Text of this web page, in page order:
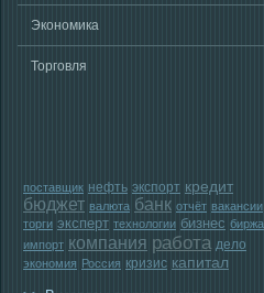
Экономика
Торговля
поставщик нефть экспорт кредит
бюджет валюта банк отчёт вакансии
торги эксперт технологии бизнес биржа
импорт компания работа дело
экономия Россия кризис капитал